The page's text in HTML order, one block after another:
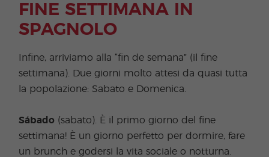
FINE SETTIMANA IN
SPAGNOLO
Infine, arriviamo alla “fin de semana” (il fine
settimana). Due giorni molto attesi da quasi tutta
la popolazione: Sabato e Domenica.
Sábado (sabato). È il primo giorno del fine
settimana! È un giorno perfetto per dormire, fare
un brunch e godersi la vita sociale o notturna.